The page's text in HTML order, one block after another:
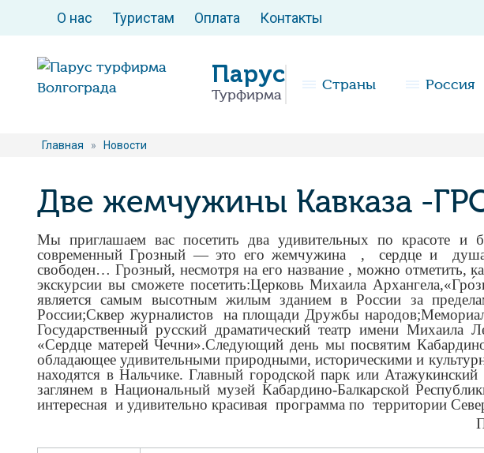
О нас Туристам Оплата Контакты
Парус
Турфирма
Страны Россия
Главная » Новости
Две жемчужины Кавказа -
Мы приглашаем вас посетить два удивительных по красоте и
современный Грозный — это его жемчужина , сердце и душа.
свободен… Грозный, несмотря на его название , можно отметить,
экскурсии вы сможете посетить:Церковь Михаила
является самым высотным жилым зданием в России за
России;Сквер журналистов на площади Дружбы
Государственный русский драматический театр имени
«Сердце матерей Чечни».Следующий день мы посвятим
обладающее удивительными природными, историческими и
находятся в Нальчике. Главный городской парк или
заглянем в Национальный музей Кабардино-Балкарской
интересная и удивительно красивая программа по территории